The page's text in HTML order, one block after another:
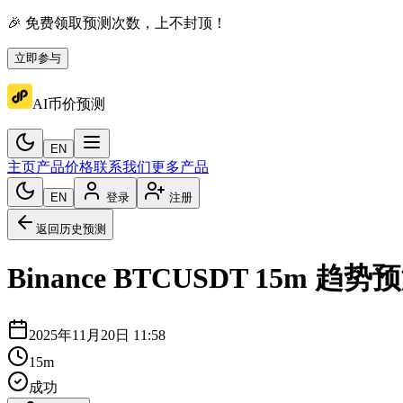
🎉 免费领取预测次数，上不封顶！
立即参与
AI币价预测
EN
主页产品价格联系我们更多产品
EN 登录 注册
返回历史预测
Binance BTCUSDT 15m 趋势
2025年11月20日 11:58
15m
成功